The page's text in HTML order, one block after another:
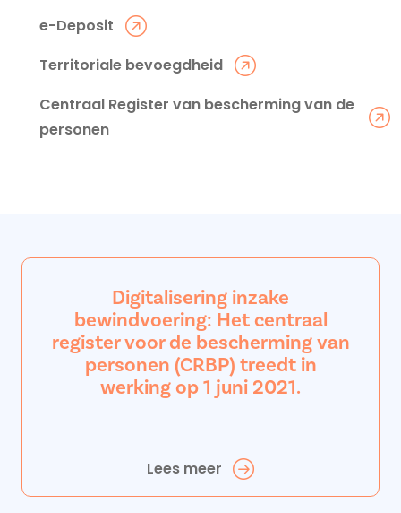
e-Deposit
Territoriale bevoegdheid
Centraal Register van bescherming van de
personen
Digitalisering inzake
bewindvoering: Het centraal
register voor de bescherming van
personen (CRBP) treedt in
werking op 1 juni 2021.
Lees meer